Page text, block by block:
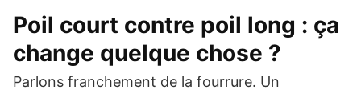
Poil court contre poil long : ça
change quelque chose ?
Parlons franchement de la fourrure. Un